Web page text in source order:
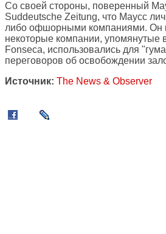
Со своей стороны, поверенный
Suddeutsche Zeitung, что Маусс
либо офшорными компаниями. Он
некоторые компании, упомянутые
Fonseca, использовались для
переговоров об освобождении
Источник: The News & Observer